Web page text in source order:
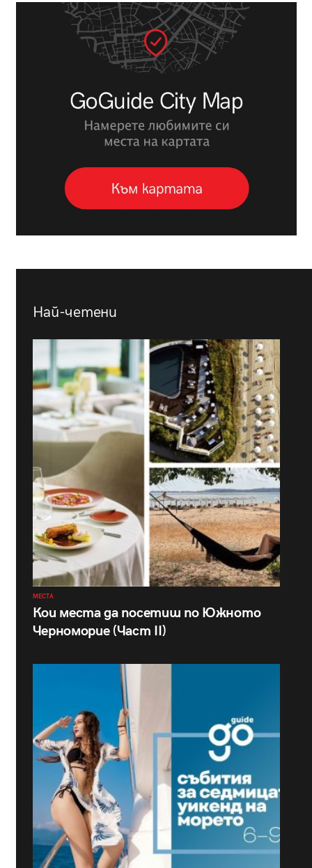
Най-четени
МЕСТА
Кои места да посетиш по Южното
Черноморие (Част II)